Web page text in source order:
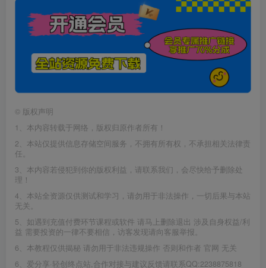
© 版权声明
1、本内容转载于网络，版权归原作者所有！
2、本站仅提供信息存储空间服务，不拥有所有权，不承担相关法律责
任。
3、本内容若侵犯到你的版权利益，请联系我们，会尽快给予删除处
理！
4、本站全资源仅供测试和学习，请勿用于非法操作，一切后果与本站
无关。
5、如遇到充值付费环节课程或软件 请马上删除退出 涉及自身权益/利
益 需要投资的一律不要相信，访客发现请向客服举报。
6、本教程仅供揭秘 请勿用于非法违规操作 否则和作者 官网 无关
6、爱分享·轻创终点站,合作对接与建议反馈请联系QQ:2238875818